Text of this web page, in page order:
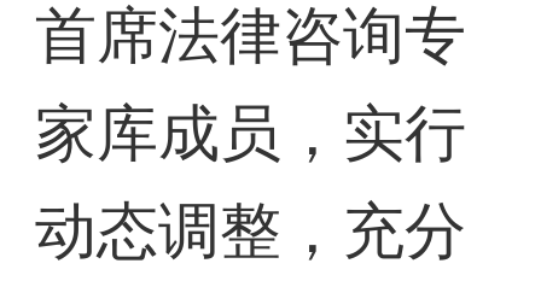
首席法律咨询专
家库成员，实行
动态调整，充分